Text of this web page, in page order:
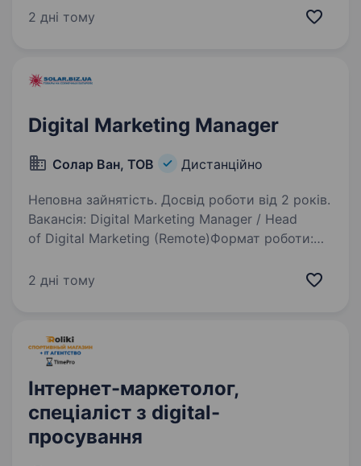
промислового та аграрного сектору України.
2 дні тому
Digital Marketing Manager
Солар Ван, ТОВ Дистанційно
Неповна зайнятість. Досвід роботи від 2 років.
Вакансія: Digital Marketing Manager / Head
of Digital Marketing (Remote)Формат роботи:
компаніюМи — компанія, що працює у сфері
2 дні тому
Інтернет-маркетолог,
спеціаліст з digital-
просування